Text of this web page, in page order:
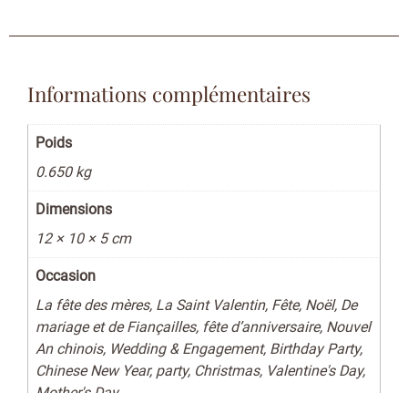
Informations complémentaires
Poids
0.650 kg
Dimensions
12 × 10 × 5 cm
Occasion
La fête des mères, La Saint Valentin, Fête, Noël, De
mariage et de Fiançailles, fête d’anniversaire, Nouvel
An chinois, Wedding & Engagement, Birthday Party,
Chinese New Year, party, Christmas, Valentine's Day,